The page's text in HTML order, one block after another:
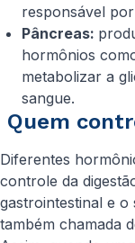
responsável
Pâncreas:
hormônios
metabolizar a
sangue.
Quem
Diferentes
controle da
gastrointestinal e
também chamada